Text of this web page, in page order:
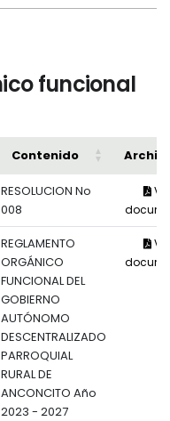
funcional
Contenido
RESOLUCION No
008
Ver
REGLAMENTO
ORGÁNICO
FUNCIONAL DEL
GOBIERNO
AUTÓNOMO
DESCENTRALIZADO
PARROQUIAL
RURAL DE
ANCONCITO Año
2023 - 2027
Ver